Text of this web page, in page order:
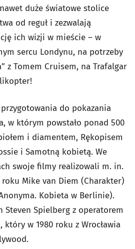
duże światowe stolice
od reguł i zezwalają
ich wizji w mieście – w
sercu Londynu, na potrzeby
z Tomem Cruisem, na Trafalgar
do pokazania
w którym powstało ponad 500
i diamentem, Rękopisem
i Samotną kobietą. We
swoje filmy realizowali m. in.
roku Mike van Diem (Charakter)
Kobieta w Berlinie).
Steven Spielberg z operatorem
który w 1980 roku z Wrocławia